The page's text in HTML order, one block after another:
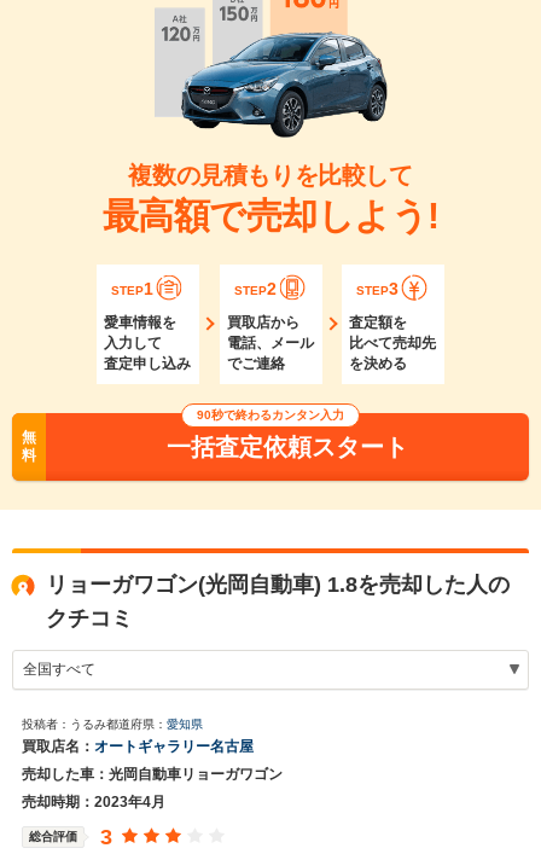
複数の見積もりを比較して
最高額で売却しよう!
STEP1
愛車情報を
入力して
査定申し込み
STEP2
買取店から
電話、メール
でご連絡
STEP3
査定額を
比べて売却先
を決める
無
料
90秒で終わるカンタン入力
一括査定依頼スタート
リョーガワゴン(光岡自動車) 1.8を売却した人の
クチコミ
投稿者：うるみ都道府県： 愛知県
買取店名： オートギャラリー名古屋
売却した車：光岡自動車リョーガワゴン
売却時期：2023年4月
総合評価 3